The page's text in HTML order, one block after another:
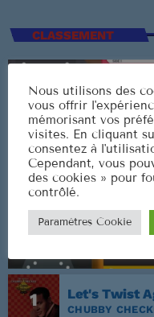
CLASSEMENT
1 Let's Twist
CHUBBY
Nous utilisons des
vous offrir
mémorisant vos
visites. En cliquant
consentez à
Cependant, vous
des cookies » pour
contrôlé.
Paramètres Cookie